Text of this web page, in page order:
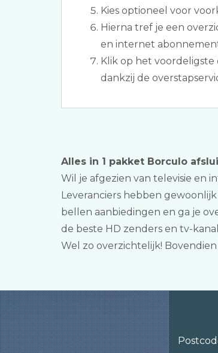
Kies optioneel voor
Hierna tref je een
en internet
Klik op het
dankzij de
Alles in 1 pakket Borculo
Wil je afgezien van televisie en
Leveranciers hebben
bellen aanbiedingen en ga je
de beste HD zenders en tv-
Wel zo overzichtelijk!